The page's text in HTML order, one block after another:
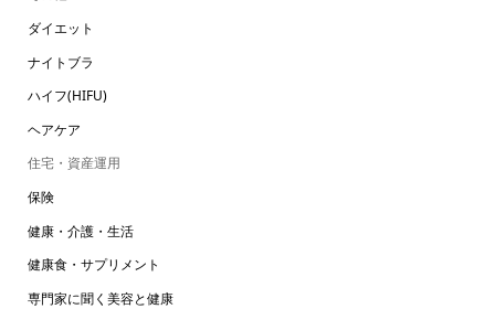
ダイエット
ナイトブラ
ハイフ(HIFU)
ヘアケア
住宅・資産運用
保険
健康・介護・生活
健康食・サプリメント
専門家に聞く美容と健康